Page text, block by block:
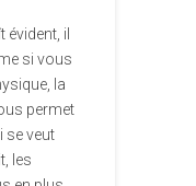
il
si vous
la
permet
se veut
les